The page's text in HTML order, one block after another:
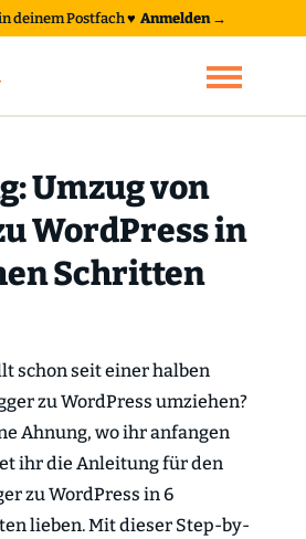
deinem Postfach♥ Anmelden →
Umzug von
WordPress in
Schritten
schon seit einer halben
zu WordPress umziehen?
Ahnung, wo ihr anfangen
ihr die Anleitung für den
zu WordPress in 6
lieben. Mit dieser Step-by-